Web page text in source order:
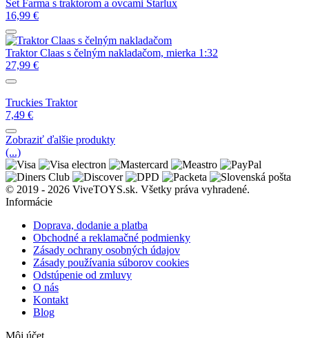
Set Farma s traktorom a ovcami Starlux
16,99 €
Traktor Claas s čelným nakladačom, mierka 1:32
27,99 €
Truckies Traktor
7,49 €
Zobraziť ďalšie produkty
(...)
© 2019 - 2026 ViveTOYS.sk. Všetky práva vyhradené.
Informácie
Doprava, dodanie a platba
Obchodné a reklamačné podmienky
Zásady ochrany osobných údajov
Zásady používania súborov cookies
Odstúpenie od zmluvy
O nás
Kontakt
Blog
Môj účet